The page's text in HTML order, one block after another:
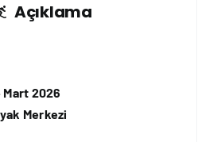
Açıklama
Mart 2026
Merkezi